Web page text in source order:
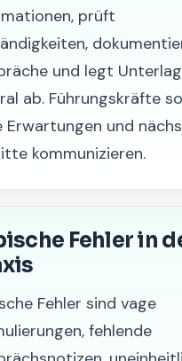
prüft
und legt
ab. Führungskräfte
Erwartungen und
kommunizieren.
Fehler in
Fehler sind vage
fehlende